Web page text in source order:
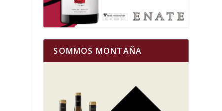
SOMMOS MONTAÑA